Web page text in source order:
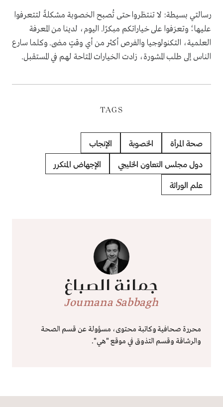
رسالتي بسيطة: لا تنتظروا حتى تُصبح الخصوبة مشكلةً لتتعرفوا
عليها؛ وتعرَفوا على خياراتكم مبكرًا. اليوم، لدينا من المعرفة
العلمية، التكنولوجيا والفرص أكثر من أي وقتٍ مضى. وكلما سارع
الناس إلى طلب المشورة، زادت الخيارات المتاحة لهم في المستقبل.
TAGS
صحة المرأة الخصوبة الإنجاب
دول مجلس التعاون الخليجي الإجهاض المتكرر
علم الوراثة
جمانة الصباغ
Joumana Sabbagh
محررة صحافية وكاتبة محتوى، مسؤولة عن قسم الصحة
والرشاقة وقسم التذوق في موقع "هي".